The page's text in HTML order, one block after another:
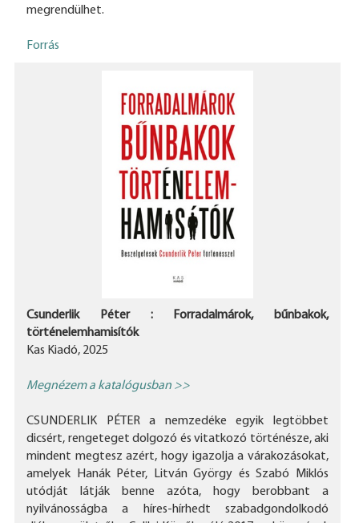
megrendülhet.
Forrás
Csunderlik Péter : Forradalmárok, bűnbakok,
történelemhamisítók
Kas Kiadó, 2025
Megnézem a katalógusban >>
CSUNDERLIK PÉTER a nemzedéke egyik legtöbbet
dicsért, rengeteget dolgozó és vitatkozó történésze, aki
mindent megtesz azért, hogy igazolja a várakozásokat,
amelyek Hanák Péter, Litván György és Szabó Miklós
utódját látják benne azóta, hogy berobbant a
nyilvánosságba a híres-hírhedt szabadgondolkodó